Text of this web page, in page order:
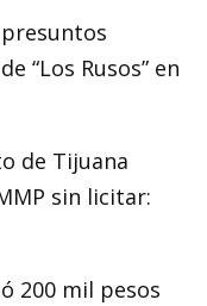
“Los Rusos” en
de Tijuana
sin licitar:
200 mil pesos